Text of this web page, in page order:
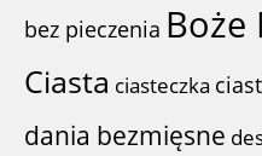
bez pieczenia Boże
Ciasta ciasteczka
dania bezmięsne